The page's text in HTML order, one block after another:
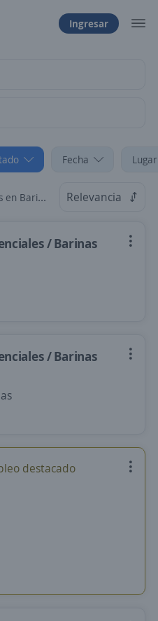
Ingresar
Fecha
Barinas Relevancia
/ Barinas
/ Barinas
destacado